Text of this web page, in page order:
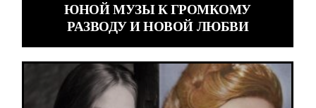
ЮНОЙ МУЗЫ К ГРОМКОМУ
РАЗВОДУ И НОВОЙ ЛЮБВИ